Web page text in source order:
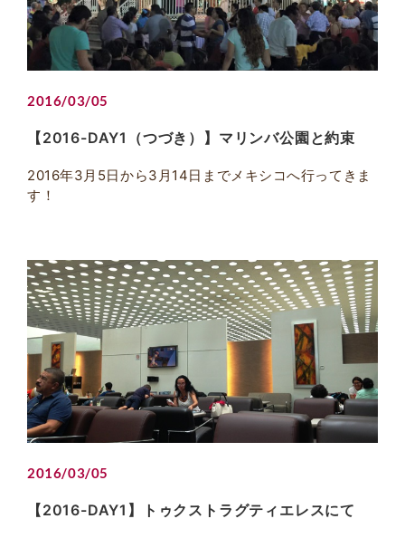
2016/03/05
【2016-DAY1（つづき）】マリンバ公園と約束
2016年3月5日から3月14日までメキシコへ行ってきま
す！
2016/03/05
【2016-DAY1】トゥクストラグティエレスにて